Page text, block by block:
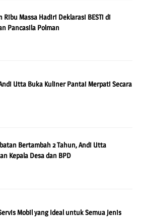
Ribu Massa Hadiri Deklarasi BESTi di
Pancasila Polman
Utta Buka Kuliner Pantai Merpati Secara
Bertambah 2 Tahun, Andi Utta
Kepala Desa dan BPD
Mobil yang Ideal untuk Semua Jenis